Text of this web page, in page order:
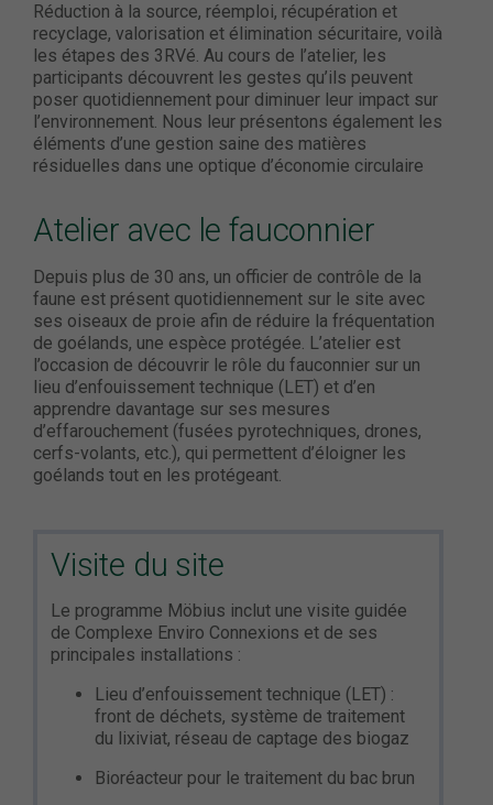
Réduction à la source, réemploi, récupération et
recyclage, valorisation et élimination sécuritaire, voilà
les étapes des 3RVé. Au cours de l’atelier, les
participants découvrent les gestes qu’ils peuvent
poser quotidiennement pour diminuer leur impact sur
l’environnement. Nous leur présentons également les
éléments d’une gestion saine des matières
résiduelles dans une optique d’économie circulaire
Atelier avec le fauconnier
Depuis plus de 30 ans, un officier de contrôle de la
faune est présent quotidiennement sur le site avec
ses oiseaux de proie afin de réduire la fréquentation
de goélands, une espèce protégée. L’atelier est
l’occasion de découvrir le rôle du fauconnier sur un
lieu d’enfouissement technique (LET) et d’en
apprendre davantage sur ses mesures
d’effarouchement (fusées pyrotechniques, drones,
cerfs-volants, etc.), qui permettent d’éloigner les
goélands tout en les protégeant.
Visite du site
Le programme Möbius inclut une visite guidée
de Complexe Enviro Connexions et de ses
principales installations :
Lieu d’enfouissement technique (LET) :
front de déchets, système de traitement
du lixiviat, réseau de captage des biogaz
Bioréacteur pour le traitement du bac brun